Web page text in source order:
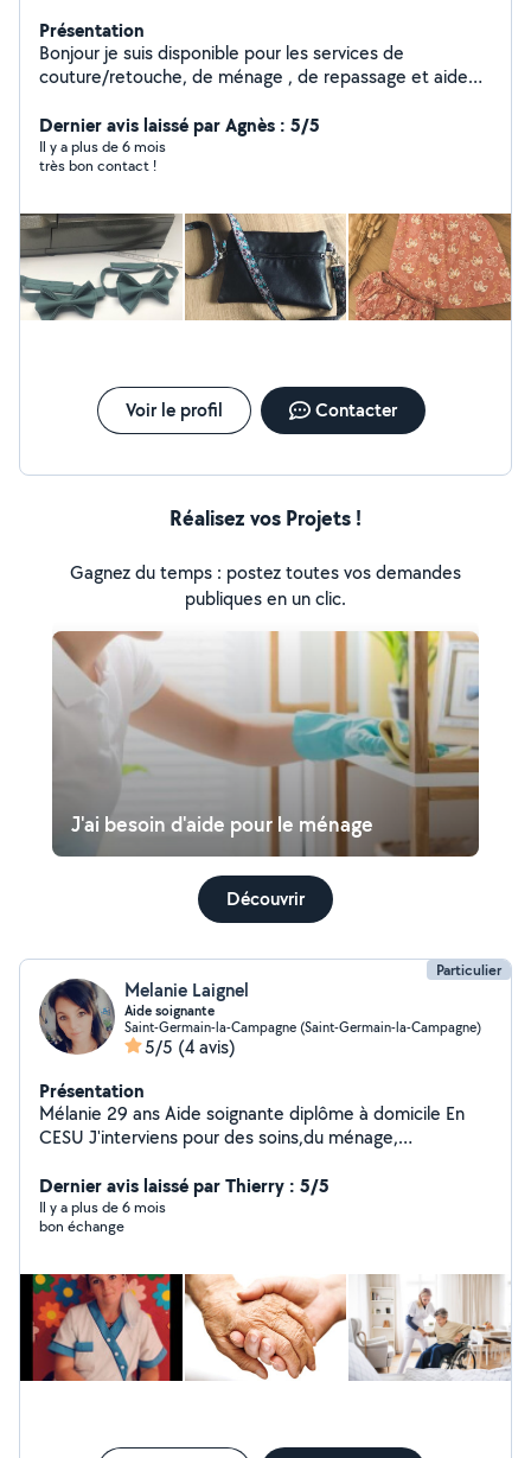
Présentation
Bonjour je suis disponible pour les services de
couture/retouche, de ménage , de repassage et aide
Dernier avis laissé par Agnès : 5/5
Il y a plus de 6 mois
très bon contact !
Voir le profil Contacter
Réalisez vos Projets !
Gagnez du temps : postez toutes vos demandes
publiques en un clic.
J'ai besoin d'aide pour le ménage
Découvrir
Particulier
Melanie Laignel
Aide soignante
Saint-Germain-la-Campagne (Saint-Germain-la-Campagne)
5/5 (4 avis)
Présentation
Mélanie 29 ans Aide soignante diplôme à domicile En
CESU J'interviens pour des soins,du ménage,
temp d'accompagnement ou aide pour vos démarches
administratives. 16 de l'heure. N'hésitez pas a me
contacter
Dernier avis laissé par Thierry : 5/5
Il y a plus de 6 mois
bon échange